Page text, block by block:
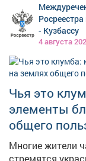
отключения
срочного
«Такие дефекты
аварий и может
было принято
выявления
продления
за неудобства. Они добавили, что коммунальщики
работают без
- Кузбассу
4 августа
Чья это
элементы
общего
Многие жители
стремятся